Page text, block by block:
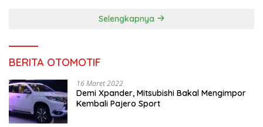
Selengkapnya
BERITA OTOMOTIF
16 Maret 2022
Demi Xpander, Mitsubishi Bakal Mengimpor
Kembali Pajero Sport